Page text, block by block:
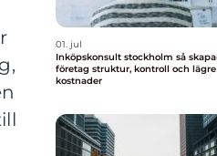
01. jul
Inköpskonsult stockholm så skapar
företag struktur, kontroll och lägre
kostnader